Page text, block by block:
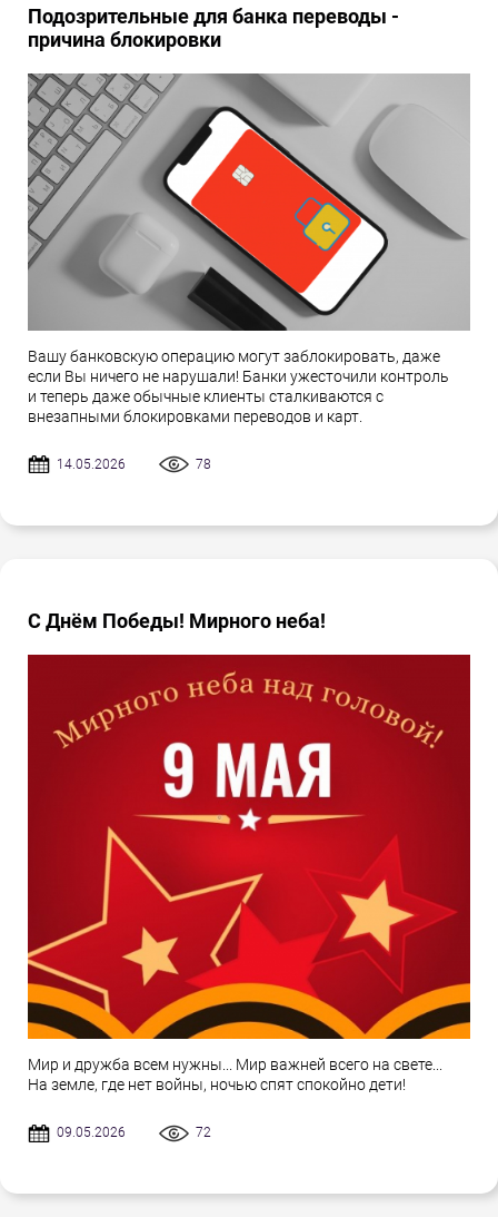
Подозрительные для банка переводы -
причина блокировки
Вашу банковскую операцию могут заблокировать, даже
если Вы ничего не нарушали! Банки ужесточили контроль
и теперь даже обычные клиенты сталкиваются с
внезапными блокировками переводов и карт.
14.05.2026 78
С Днём Победы! Мирного неба!
Мир и дружба всем нужны... Мир важней всего на свете...
На земле, где нет войны, ночью спят спокойно дети!
09.05.2026 72